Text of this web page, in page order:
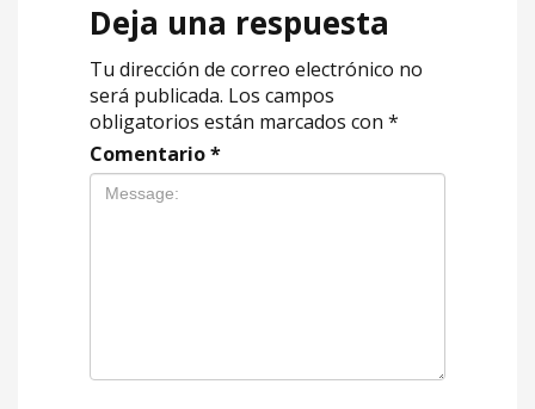
Deja una respuesta
Tu dirección de correo electrónico no
será publicada. Los campos
obligatorios están marcados con *
Comentario*